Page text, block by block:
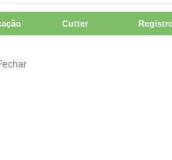
Cutter